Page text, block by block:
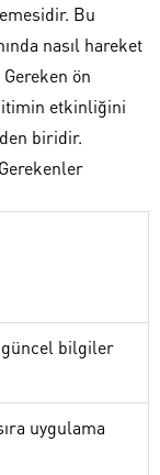
Bu
nasıl hareket
ön
etkinliğini
biridir.
güncel bilgiler
uygulama